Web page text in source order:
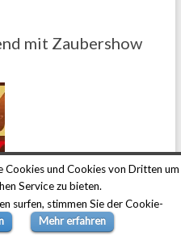
und Cookies von Dritten um
Service zu bieten.
surfen, stimmen Sie der Cookie-
Mehr erfahren
mit Zaubershow